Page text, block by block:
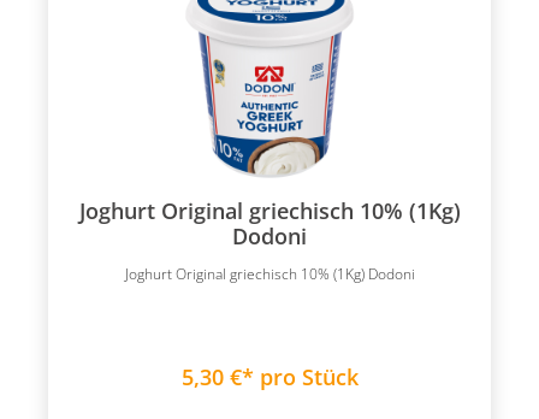
Joghurt Original griechisch 10% (1Kg)
Dodoni
Joghurt Original griechisch 10% (1Kg) Dodoni
5,30 €* pro Stück